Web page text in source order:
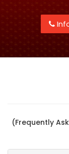
(Frequently